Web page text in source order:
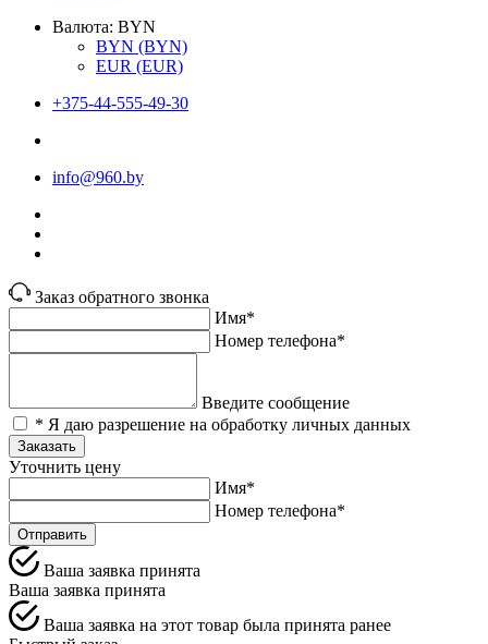
Валюта: BYN
BYN (BYN)
EUR (EUR)
+375-44-555-49-30
info@960.by
Заказ обратного звонка
Имя*
Номер телефона*
Введите сообщение
* Я даю разрешение на обработку личных данных
Заказать
Уточнить цену
Имя*
Номер телефона*
Отправить
Ваша заявка принята
Ваша заявка принята
Ваша заявка на этот товар была принята ранее